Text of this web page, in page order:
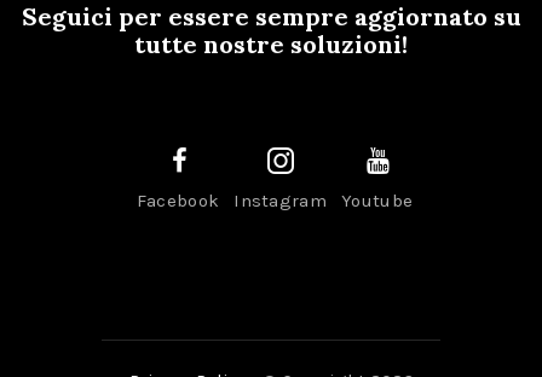
Seguici per essere sempre aggiornato su
tutte nostre soluzioni!
Facebook Instagram Youtube